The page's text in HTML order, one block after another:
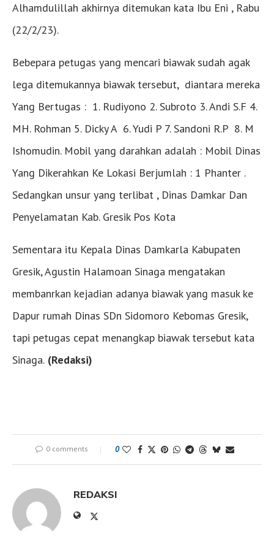
Alhamdulillah akhirnya ditemukan kata Ibu Eni , Rabu
(22/2/23).
Bebepara petugas yang mencari biawak sudah agak
lega ditemukannya biawak tersebut, diantara mereka
Yang Bertugas : 1. Rudiyono 2. Subroto 3. Andi S.F 4.
MH. Rohman 5. Dicky A 6. Yudi P 7. Sandoni R.P 8. M
Ishomudin. Mobil yang darahkan adalah : Mobil Dinas
Yang Dikerahkan Ke Lokasi Berjumlah : 1 Phanter .
Sedangkan unsur yang terlibat , Dinas Damkar Dan
Penyelamatan Kab. Gresik Pos Kota
Sementara itu Kepala Dinas Damkarla Kabupaten
Gresik, Agustin Halamoan Sinaga mengatakan
membanrkan kejadian adanya biawak yang masuk ke
Dapur rumah Dinas SDn Sidomoro Kebomas Gresik,
tapi petugas cepat menangkap biawak tersebut kata
Sinaga. (Redaksi)
0 comments 0
REDAKSI